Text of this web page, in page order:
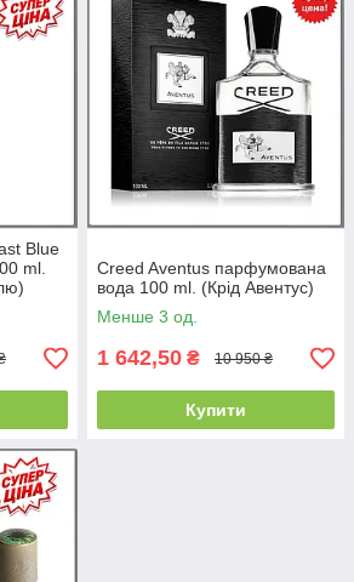
Blue
ml.
Creed Aventus парфумована
вода 100 ml. (Крід Авентус)
Менше 3 од.
1 642,50 ₴ 10 950 ₴
Купити